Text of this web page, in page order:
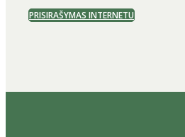
PRISIRAŠYMAS INTERNETU